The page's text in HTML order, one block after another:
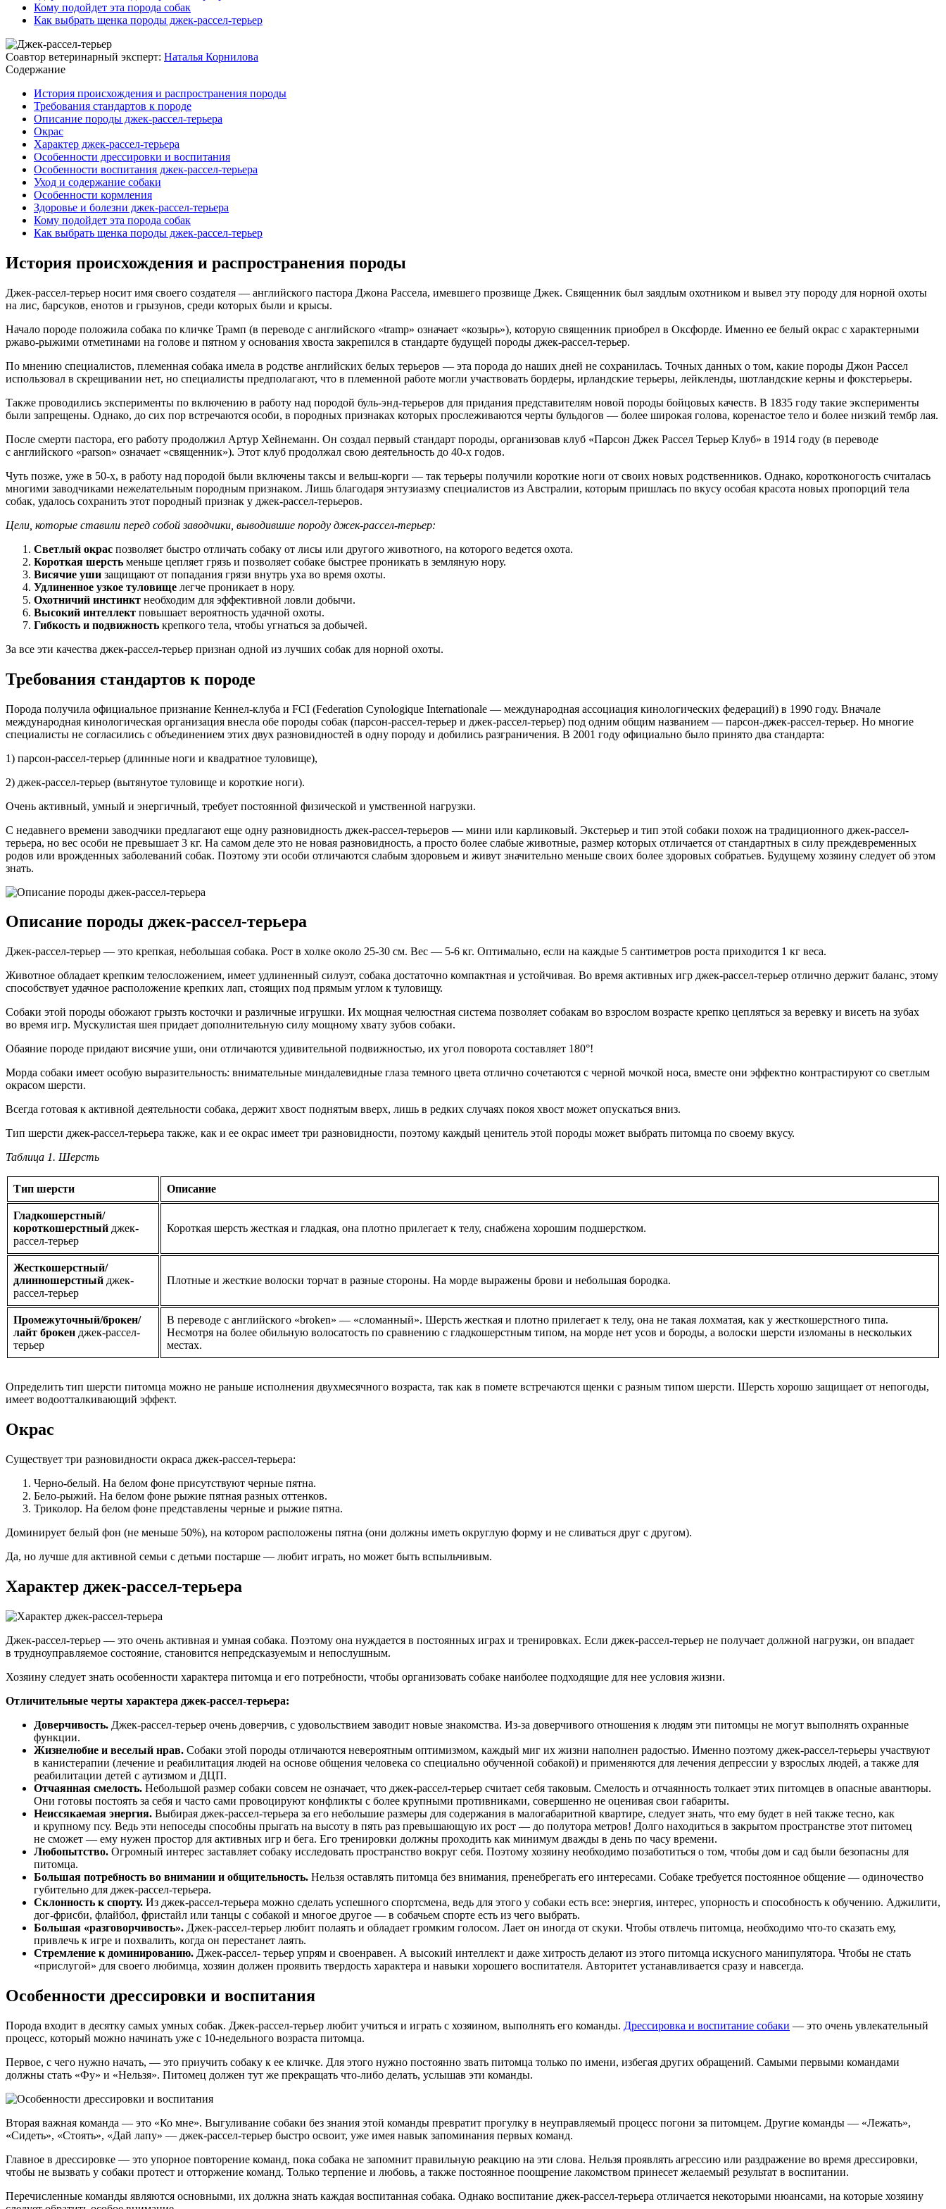
Кому подойдет эта порода собак
Как выбрать щенка породы джек-рассел-терьер
Соавтор ветеринарный эксперт: Наталья Корнилова
Содержание
История происхождения и распространения породы
Требования стандартов к породе
Описание породы джек-рассел-терьера
Окрас
Характер джек-рассел-терьера
Особенности дрессировки и воспитания
Особенности воспитания джек-рассел-терьера
Уход и содержание собаки
Особенности кормления
Здоровье и болезни джек-рассел-терьера
Кому подойдет эта порода собак
Как выбрать щенка породы джек-рассел-терьер
История происхождения и распространения породы
Джек-рассел-терьер носит имя своего создателя — английского пастора Джона Рассела, имевшего прозвище Джек. Священник был заядлым охотником и вывел эту породу для норной охоты
на лис, барсуков, енотов и грызунов, среди которых были и крысы.
Начало породе положила собака по кличке Трамп (в переводе с английского «tramp» означает «козырь»), которую священник приобрел в Оксфорде. Именно ее белый окрас с характерными
ржаво-рыжими отметинами на голове и пятном у основания хвоста закрепился в стандарте будущей породы джек-рассел-терьер.
По мнению специалистов, племенная собака имела в родстве английских белых терьеров — эта порода до наших дней не сохранилась. Точных данных о том, какие породы Джон Рассел
использовал в скрещивании нет, но специалисты предполагают, что в племенной работе могли участвовать бордеры, ирландские терьеры, лейкленды, шотландские керны и фокстерьеры.
Также проводились эксперименты по включению в работу над породой буль-энд-терьеров для придания представителям новой породы бойцовых качеств. В 1835 году такие эксперименты
были запрещены. Однако, до сих пор встречаются особи, в породных признаках которых прослеживаются черты бульдогов — более широкая голова, коренастое тело и более низкий тембр лая.
После смерти пастора, его работу продолжил Артур Хейнеманн. Он создал первый стандарт породы, организовав клуб «Парсон Джек Рассел Терьер Клуб» в 1914 году (в переводе
с английского «parson» означает «священник»). Этот клуб продолжал свою деятельность до 40-х годов.
Чуть позже, уже в 50-х, в работу над породой были включены таксы и вельш-корги — так терьеры получили короткие ноги от своих новых родственников. Однако, коротконогость считалась
многими заводчиками нежелательным породным признаком. Лишь благодаря энтузиазму специалистов из Австралии, которым пришлась по вкусу особая красота новых пропорций тела
собак, удалось сохранить этот породный признак у джек-рассел-терьеров.
Цели, которые ставили перед собой заводчики, выводившие породу джек-рассел-терьер:
Светлый окрас позволяет быстро отличать собаку от лисы или другого животного, на которого ведется охота.
Короткая шерсть меньше цепляет грязь и позволяет собаке быстрее проникать в земляную нору.
Висячие уши защищают от попадания грязи внутрь уха во время охоты.
Удлиненное узкое туловище легче проникает в нору.
Охотничий инстинкт необходим для эффективной ловли добычи.
Высокий интеллект повышает вероятность удачной охоты.
Гибкость и подвижность крепкого тела, чтобы угнаться за добычей.
За все эти качества джек-рассел-терьер признан одной из лучших собак для норной охоты.
Требования стандартов к породе
Порода получила официальное признание Кеннел-клуба и FCI (Federation Cynologique Internationale — международная ассоциация кинологических федераций) в 1990 году. Вначале
международная кинологическая организация внесла обе породы собак (парсон-рассел-терьер и джек-рассел-терьер) под одним общим названием — парсон-джек-рассел-терьер. Но многие
специалисты не согласились с объединением этих двух разновидностей в одну породу и добились разграничения. В 2001 году официально было принято два стандарта:
1) парсон-рассел-терьер (длинные ноги и квадратное туловище),
2) джек-рассел-терьер (вытянутое туловище и короткие ноги).
Очень активный, умный и энергичный, требует постоянной физической и умственной нагрузки.
С недавнего времени заводчики предлагают еще одну разновидность джек-рассел-терьеров — мини или карликовый. Экстерьер и тип этой собаки похож на традиционного джек-рассел-
терьера, но вес особи не превышает 3 кг. На самом деле это не новая разновидность, а просто более слабые животные, размер которых отличается от стандартных в силу преждевременных
родов или врожденных заболеваний собак. Поэтому эти особи отличаются слабым здоровьем и живут значительно меньше своих более здоровых собратьев. Будущему хозяину следует об этом
знать.
Описание породы джек-рассел-терьера
Джек-рассел-терьер — это крепкая, небольшая собака. Рост в холке около 25-30 см. Вес — 5-6 кг. Оптимально, если на каждые 5 сантиметров роста приходится 1 кг веса.
Животное обладает крепким телосложением, имеет удлиненный силуэт, собака достаточно компактная и устойчивая. Во время активных игр джек-рассел-терьер отлично держит баланс, этому
способствует удачное расположение крепких лап, стоящих под прямым углом к туловищу.
Собаки этой породы обожают грызть косточки и различные игрушки. Их мощная челюстная система позволяет собакам во взрослом возрасте крепко цепляться за веревку и висеть на зубах
во время игр. Мускулистая шея придает дополнительную силу мощному хвату зубов собаки.
Обаяние породе придают висячие уши, они отличаются удивительной подвижностью, их угол поворота составляет 180°!
Морда собаки имеет особую выразительность: внимательные миндалевидные глаза темного цвета отлично сочетаются с черной мочкой носа, вместе они эффектно контрастируют со светлым
окрасом шерсти.
Всегда готовая к активной деятельности собака, держит хвост поднятым вверх, лишь в редких случаях покоя хвост может опускаться вниз.
Тип шерсти джек-рассел-терьера также, как и ее окрас имеет три разновидности, поэтому каждый ценитель этой породы может выбрать питомца по своему вкусу.
Таблица 1. Шерсть
Тип шерсти Описание
Гладкошерстный/
короткошерстный джек-
рассел-терьер
Короткая шерсть жесткая и гладкая, она плотно прилегает к телу, снабжена хорошим подшерстком.
Жесткошерстный/
длинношерстный джек-
рассел-терьер
Плотные и жесткие волоски торчат в разные стороны. На морде выражены брови и небольшая бородка.
Промежуточный/брокен/
лайт брокен джек-рассел-
терьер
В переводе с английского «broken» — «сломанный». Шерсть жесткая и плотно прилегает к телу, она не такая лохматая, как у жесткошерстного типа.
Несмотря на более обильную волосатость по сравнению с гладкошерстным типом, на морде нет усов и бороды, а волоски шерсти изломаны в нескольких
местах.
Определить тип шерсти питомца можно не раньше исполнения двухмесячного возраста, так как в помете встречаются щенки с разным типом шерсти. Шерсть хорошо защищает от непогоды,
имеет водоотталкивающий эффект.
Окрас
Существует три разновидности окраса джек-рассел-терьера:
Черно-белый. На белом фоне присутствуют черные пятна.
Бело-рыжий. На белом фоне рыжие пятная разных оттенков.
Триколор. На белом фоне представлены черные и рыжие пятна.
Доминирует белый фон (не меньше 50%), на котором расположены пятна (они должны иметь округлую форму и не сливаться друг с другом).
Да, но лучше для активной семьи с детьми постарше — любит играть, но может быть вспыльчивым.
Характер джек-рассел-терьера
Джек-рассел-терьер — это очень активная и умная собака. Поэтому она нуждается в постоянных играх и тренировках. Если джек-рассел-терьер не получает должной нагрузки, он впадает
в трудноуправляемое состояние, становится непредсказуемым и непослушным.
Хозяину следует знать особенности характера питомца и его потребности, чтобы организовать собаке наиболее подходящие для нее условия жизни.
Отличительные черты характера джек-рассел-терьера:
Доверчивость. Джек-рассел-терьер очень доверчив, с удовольствием заводит новые знакомства. Из-за доверчивого отношения к людям эти питомцы не могут выполнять охранные
функции.
Жизнелюбие и веселый нрав. Собаки этой породы отличаются невероятным оптимизмом, каждый миг их жизни наполнен радостью. Именно поэтому джек-рассел-терьеры участвуют
в канистерапии (лечение и реабилитация людей на основе общения человека со специально обученной собакой) и применяются для лечения депрессии у взрослых людей, а также для
реабилитации детей с аутизмом и ДЦП.
Отчаянная смелость. Небольшой размер собаки совсем не означает, что джек-рассел-терьер считает себя таковым. Смелость и отчаянность толкает этих питомцев в опасные авантюры.
Они готовы постоять за себя и часто сами провоцируют конфликты с более крупными противниками, совершенно не оценивая свои габариты.
Неиссякаемая энергия. Выбирая джек-рассел-терьера за его небольшие размеры для содержания в малогабаритной квартире, следует знать, что ему будет в ней также тесно, как
и крупному псу. Ведь эти непоседы способны прыгать на высоту в пять раз превышающую их рост — до полутора метров! Долго находиться в закрытом пространстве этот питомец
не сможет — ему нужен простор для активных игр и бега. Его тренировки должны проходить как минимум дважды в день по часу времени.
Любопытство. Огромный интерес заставляет собаку исследовать пространство вокруг себя. Поэтому хозяину необходимо позаботиться о том, чтобы дом и сад были безопасны для
питомца.
Большая потребность во внимании и общительность. Нельзя оставлять питомца без внимания, пренебрегать его интересами. Собаке требуется постоянное общение — одиночество
губительно для джек-рассел-терьера.
Склонность к спорту. Из джек-рассел-терьера можно сделать успешного спортсмена, ведь для этого у собаки есть все: энергия, интерес, упорность и способность к обучению. Аджилити,
дог-фрисби, флайбол, фристайл или танцы с собакой и многое другое — в собачьем спорте есть из чего выбрать.
Большая «разговорчивость». Джек-рассел-терьер любит полаять и обладает громким голосом. Лает он иногда от скуки. Чтобы отвлечь питомца, необходимо что-то сказать ему,
привлечь к игре и похвалить, когда он перестанет лаять.
Стремление к доминированию. Джек-рассел- терьер упрям и своенравен. А высокий интеллект и даже хитрость делают из этого питомца искусного манипулятора. Чтобы не стать
«прислугой» для своего любимца, хозяин должен проявить твердость характера и навыки хорошего воспитателя. Авторитет устанавливается сразу и навсегда.
Особенности дрессировки и воспитания
Порода входит в десятку самых умных собак. Джек-рассел-терьер любит учиться и играть с хозяином, выполнять его команды. Дрессировка и воспитание собаки — это очень увлекательный
процесс, который можно начинать уже с 10-недельного возраста питомца.
Первое, с чего нужно начать, — это приучить собаку к ее кличке. Для этого нужно постоянно звать питомца только по имени, избегая других обращений. Самыми первыми командами
должны стать «Фу» и «Нельзя». Питомец должен тут же прекращать что-либо делать, услышав эти команды.
Вторая важная команда — это «Ко мне». Выгуливание собаки без знания этой команды превратит прогулку в неуправляемый процесс погони за питомцем. Другие команды — «Лежать»,
«Сидеть», «Стоять», «Дай лапу» — джек-рассел-терьер быстро освоит, уже имея навык запоминания первых команд.
Главное в дрессировке — это упорное повторение команд, пока собака не запомнит правильную реакцию на эти слова. Нельзя проявлять агрессию или раздражение во время дрессировки,
чтобы не вызвать у собаки протест и отторжение команд. Только терпение и любовь, а также постоянное поощрение лакомством принесет желаемый результат в воспитании.
Перечисленные команды являются основными, их должна знать каждая воспитанная собака. Однако воспитание джек-рассел-терьера отличается некоторыми нюансами, на которые хозяину